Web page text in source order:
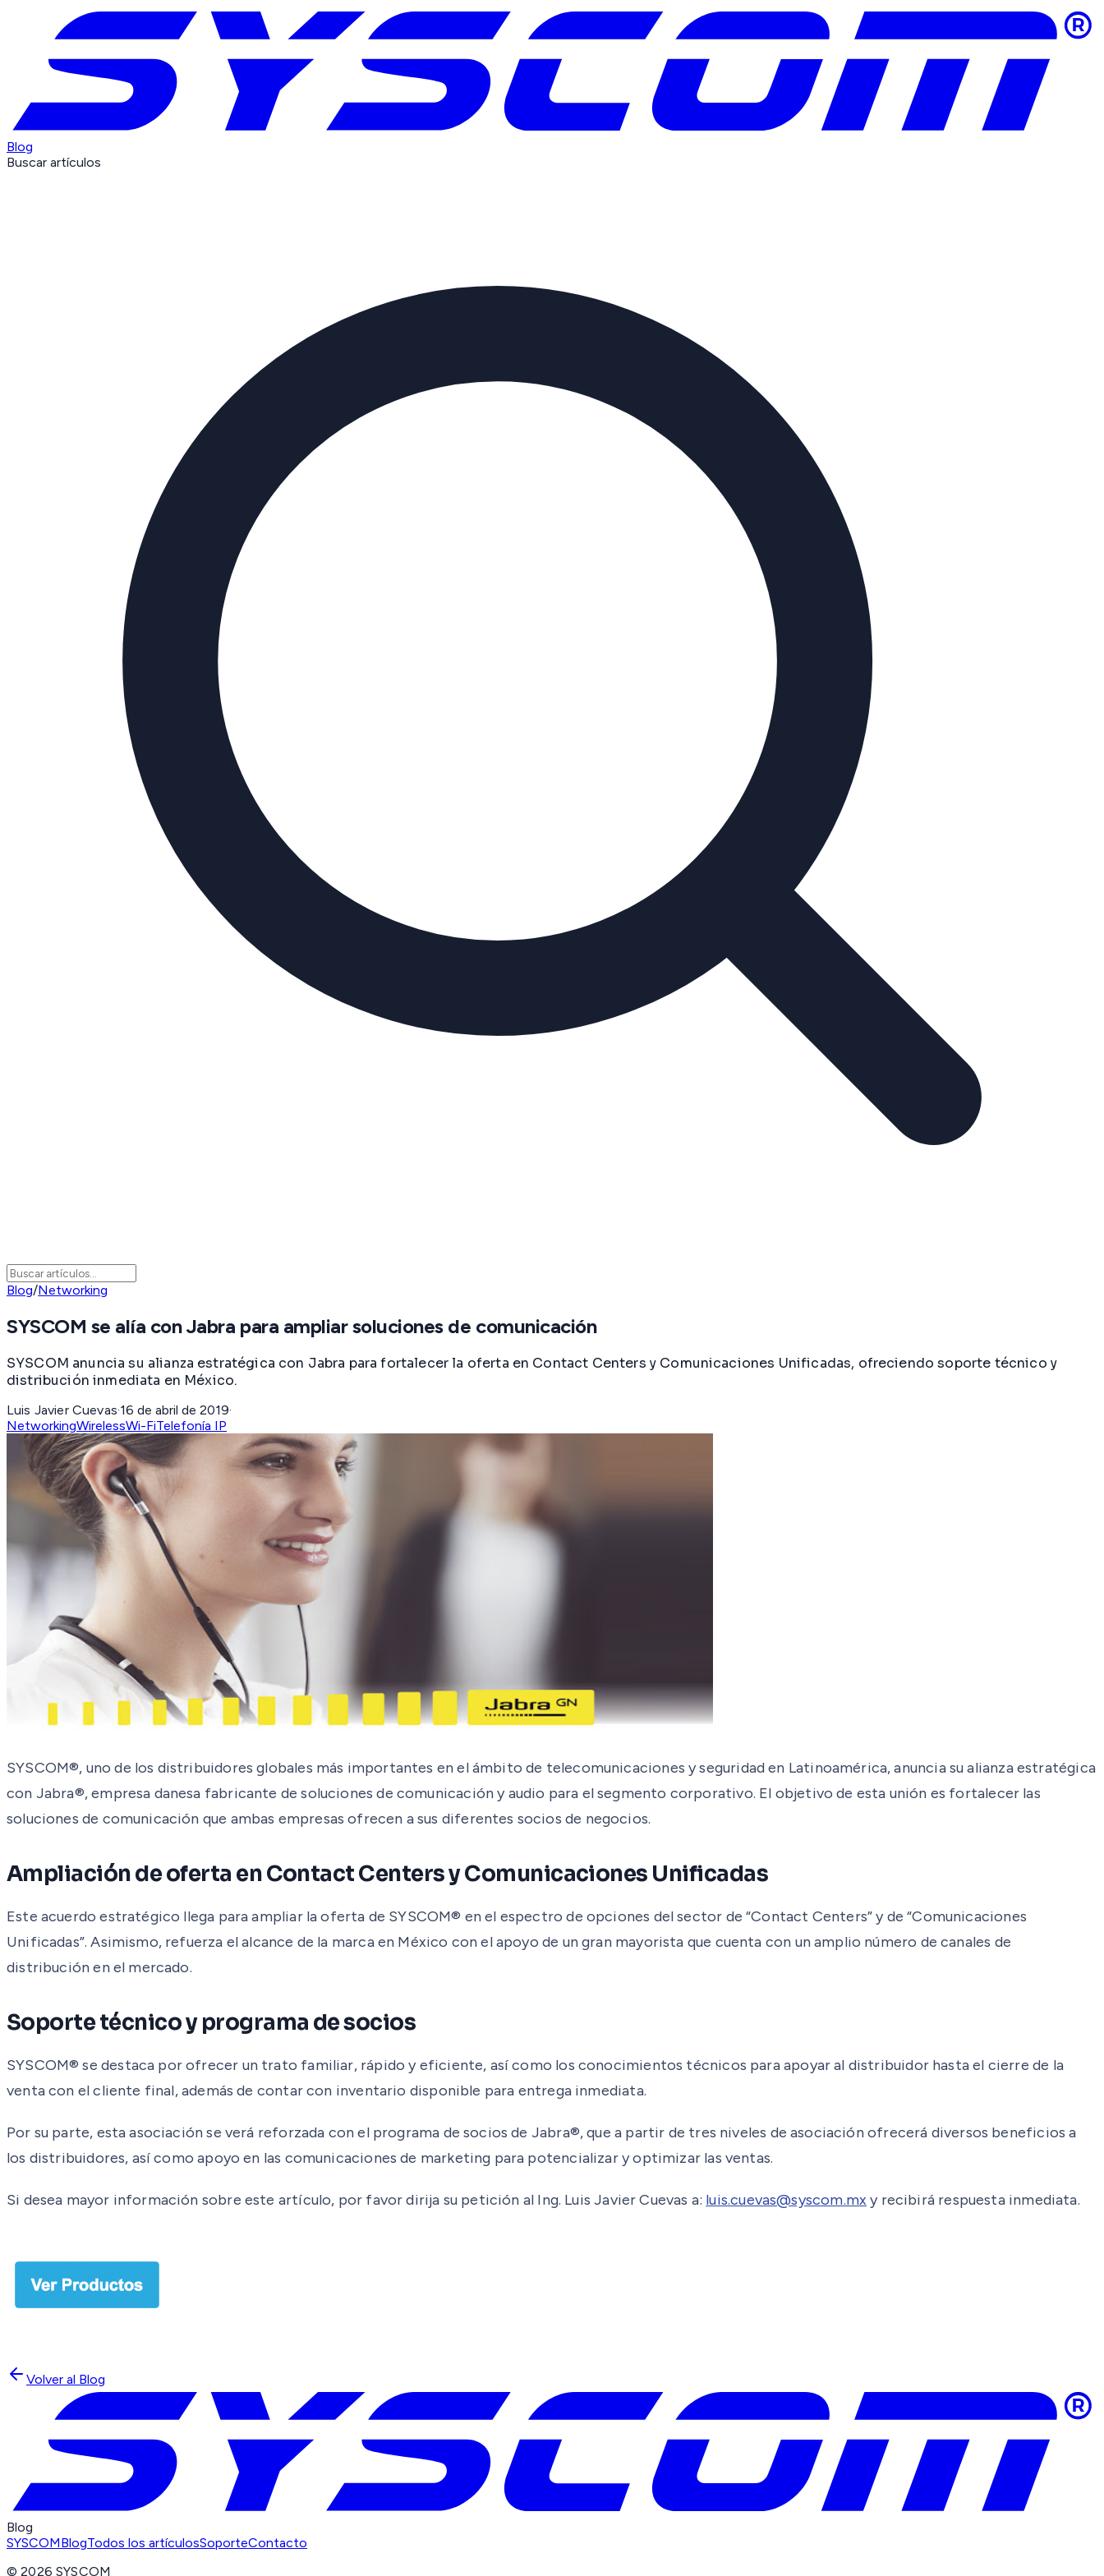
Blog
Buscar artículos
Blog/Networking
SYSCOM se alía con Jabra para ampliar soluciones de comunicación
SYSCOM anuncia su alianza estratégica con Jabra para fortalecer la oferta en Contact Centers y Comunicaciones Unificadas, ofreciendo soporte técnico y
distribución inmediata en México.
Luis Javier Cuevas·16 de abril de 2019·
NetworkingWirelessWi-FiTelefonía IP
SYSCOM®, uno de los distribuidores globales más importantes en el ámbito de telecomunicaciones y seguridad en Latinoamérica, anuncia su alianza estratégica
con Jabra®, empresa danesa fabricante de soluciones de comunicación y audio para el segmento corporativo. El objetivo de esta unión es fortalecer las
soluciones de comunicación que ambas empresas ofrecen a sus diferentes socios de negocios.
Ampliación de oferta en Contact Centers y Comunicaciones Unificadas
Este acuerdo estratégico llega para ampliar la oferta de SYSCOM® en el espectro de opciones del sector de “Contact Centers” y de “Comunicaciones
Unificadas”. Asimismo, refuerza el alcance de la marca en México con el apoyo de un gran mayorista que cuenta con un amplio número de canales de
distribución en el mercado.
Soporte técnico y programa de socios
SYSCOM® se destaca por ofrecer un trato familiar, rápido y eficiente, así como los conocimientos técnicos para apoyar al distribuidor hasta el cierre de la
venta con el cliente final, además de contar con inventario disponible para entrega inmediata.
Por su parte, esta asociación se verá reforzada con el programa de socios de Jabra®, que a partir de tres niveles de asociación ofrecerá diversos beneficios a
los distribuidores, así como apoyo en las comunicaciones de marketing para potencializar y optimizar las ventas.
Si desea mayor información sobre este artículo, por favor dirija su petición al Ing. Luis Javier Cuevas a: luis.cuevas@syscom.mx y recibirá respuesta inmediata.
Volver al Blog
Blog
SYSCOMBlogTodos los artículosSoporteContacto
©2026 SYSCOM